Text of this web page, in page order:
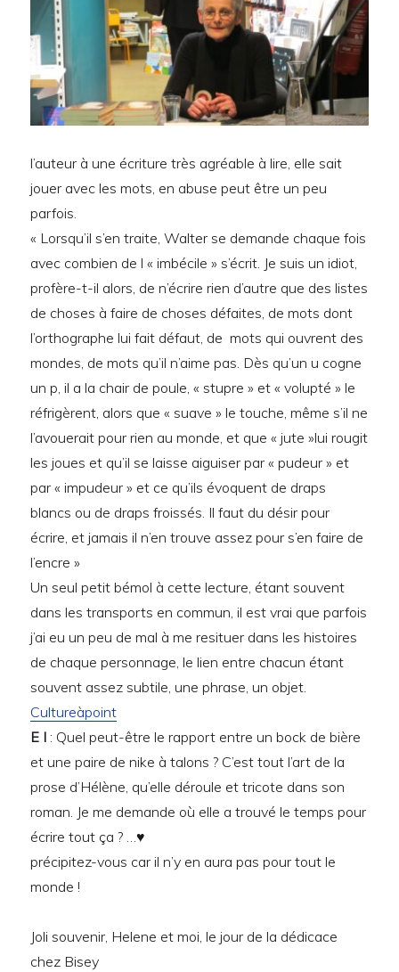
l’auteur à une écriture très agréable à lire, elle sait
jouer avec les mots, en abuse peut être un peu
parfois.
« Lorsqu’il s’en traite, Walter se demande chaque fois
avec combien de l « imbécile » s’écrit. Je suis un idiot,
profère-t-il alors, de n’écrire rien d’autre que des listes
de choses à faire de choses défaites, de mots dont
l’orthographe lui fait défaut, de mots qui ouvrent des
mondes, de mots qu’il n’aime pas. Dès qu’un u cogne
un p, il a la chair de poule, « stupre » et « volupté » le
réfrigèrent, alors que « suave » le touche, même s’il ne
l’avouerait pour rien au monde, et que « jute »lui rougit
les joues et qu’il se laisse aiguiser par « pudeur » et
par « impudeur » et ce qu’ils évoquent de draps
blancs ou de draps froissés. Il faut du désir pour
écrire, et jamais il n’en trouve assez pour s’en faire de
l’encre »
Un seul petit bémol à cette lecture, étant souvent
dans les transports en commun, il est vrai que parfois
j’ai eu un peu de mal à me resituer dans les histoires
de chaque personnage, le lien entre chacun étant
souvent assez subtile, une phrase, un objet.
Cultureàpoint
E I : Quel peut-être le rapport entre un bock de bière
et une paire de nike à talons ? C’est tout l’art de la
prose d’Hélène, qu’elle déroule et tricote dans son
roman. Je me demande où elle a trouvé le temps pour
écrire tout ça ? …♥
précipitez-vous car il n’y en aura pas pour tout le
monde !
Joli souvenir, Helene et moi, le jour de la dédicace
chez Bisey